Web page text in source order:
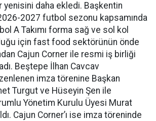
yenisini daha ekledi. Başkentin
2026-2027 futbol sezonu kapsamında
A Takımı forma sağ ve sol kol
için fast food sektörünün önde
Cajun Corner ile resmi iş birliği
Beştepe İlhan Cavcav
imza törenine Başkan
Turgut ve Hüseyin Şen ile
Yönetim Kurulu Üyesi Murat
Cajun Corner’ı ise imza töreninde